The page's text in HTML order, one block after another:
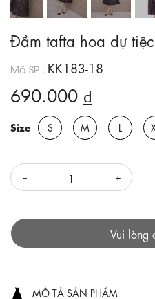
Đầm tafta hoa dự
Mã SP : KK183-18
690.000 ₫
Size S M L
Vui lòng
MÔ TẢ SẢN PHẨM